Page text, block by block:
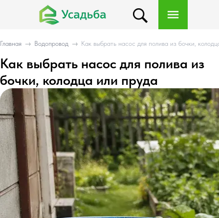
Главная → Водопровод → Как выбрать насос для полива из бочки,
Как выбрать насос для полива из
бочки, колодца или пруда